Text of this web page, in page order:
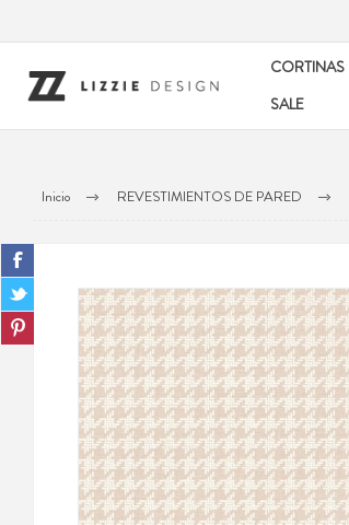
CORTINAS
SALE
Inicio REVESTIMIENTOS DE PARED